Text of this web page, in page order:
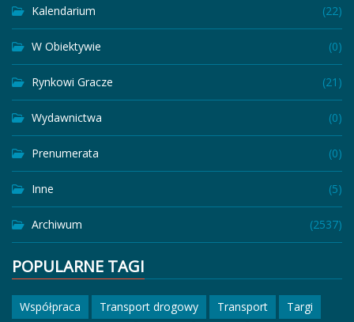
Kalendarium (22)
W Obiektywie (0)
Rynkowi Gracze (21)
Wydawnictwa (0)
Prenumerata (0)
Inne (5)
Archiwum (2537)
POPULARNE TAGI
Współpraca Transport drogowy Transport
Targi